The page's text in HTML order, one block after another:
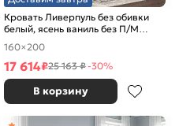
Кровать Ливерпуль без обивки
белый, ясень ваниль без П/М
1600x2000, изголовье жесткое
160×200
17 614₽25 163 ₽-30%
В корзину